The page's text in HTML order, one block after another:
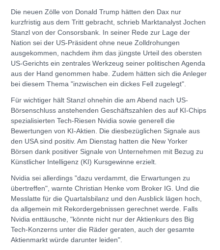
Die neuen Zölle von Donald Trump hätten den Dax nur
kurzfristig aus dem Tritt gebracht, schrieb Marktanalyst Jochen
Stanzl von der Consorsbank. In seiner Rede zur Lage der
Nation sei der US-Präsident ohne neue Zolldrohungen
ausgekommen, nachdem ihm das jüngste Urteil des obersten
US-Gerichts ein zentrales Werkzeug seiner politischen Agenda
aus der Hand genommen habe. Zudem hätten sich die Anleger
bei diesem Thema "inzwischen ein dickes Fell zugelegt".
Für wichtiger hält Stanzl ohnehin die am Abend nach US-
Börsenschluss anstehenden Geschäftszahlen des auf KI-Chips
spezialisierten Tech-Riesen Nvidia sowie generell die
Bewertungen von KI-Aktien. Die diesbezüglichen Signale aus
den USA sind positiv. Am Dienstag hatten die New Yorker
Börsen dank positiver Signale von Unternehmen mit Bezug zu
Künstlicher Intelligenz (KI) Kursgewinne erzielt.
Nvidia sei allerdings "dazu verdammt, die Erwartungen zu
übertreffen", warnte Christian Henke vom Broker IG. Und die
Messlatte für die Quartalsbilanz und den Ausblick lägen hoch,
da allgemein mit Rekordergebnissen gerechnet werde. Falls
Nvidia enttäusche, "könnte nicht nur der Aktienkurs des Big
Tech-Konzerns unter die Räder geraten, auch der gesamte
Aktienmarkt würde darunter leiden".